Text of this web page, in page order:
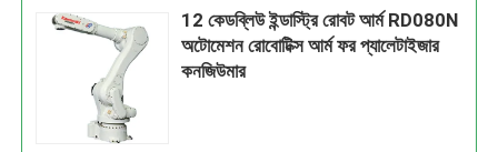
12 কেডব্লিউ ইন্ডাস্ট্রি রোবট আর্ম RD080N
অটোমেশন রোবোটিক্স আর্ম ফর প্যালেটাইজার
কনজিউমার